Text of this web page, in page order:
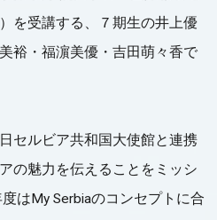
を受講する、７期生の井上優
裕・福濵美優・吉田萌々香で
セルビア共和国大使館と連携
の魅力を伝えることをミッシ
はMy Serbiaのコンセプトに合